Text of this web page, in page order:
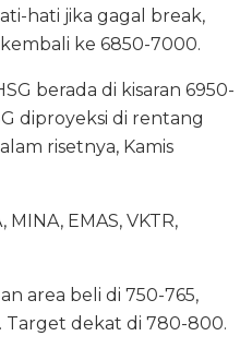
hati jika gagal break,
ke 6850-7000.
berada di kisaran 6950-
diproyeksi di rentang
risetnya, Kamis
MINA, EMAS, VKTR,
area beli di 750-765,
Target dekat di 780-800.